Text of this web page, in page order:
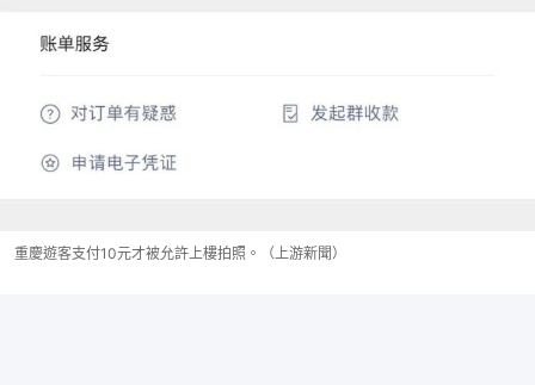
重慶遊客支付10元才被允許上樓拍照。（上游新聞）